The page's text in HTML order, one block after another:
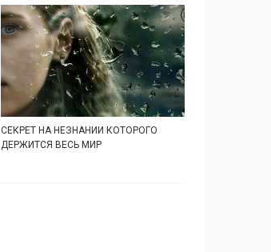
СЕКРЕТ НА НЕЗНАНИИ КОТОРОГО
ДЕРЖИТСЯ ВЕСЬ МИР